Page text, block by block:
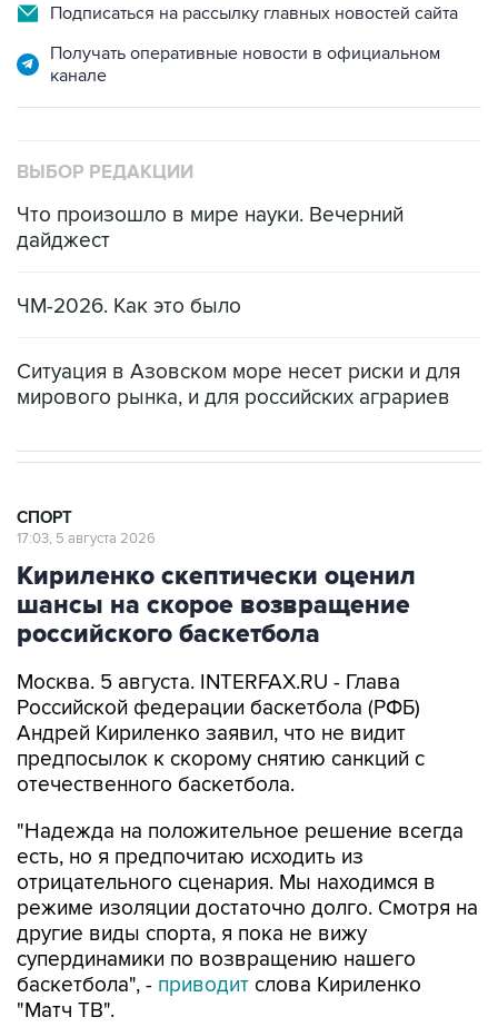
Подписаться на рассылку главных новостей сайта
Получать оперативные новости в официальном
канале
ВЫБОР РЕДАКЦИИ
Что произошло в мире науки. Вечерний
дайджест
ЧМ-2026. Как это было
Ситуация в Азовском море несет риски и для
мирового рынка, и для российских аграриев
СПОРТ
17:03, 5 августа 2026
Кириленко скептически оценил
шансы на скорое возвращение
российского баскетбола
Москва. 5 августа. INTERFAX.RU - Глава
Российской федерации баскетбола (РФБ)
Андрей Кириленко заявил, что не видит
предпосылок к скорому снятию санкций с
отечественного баскетбола.
"Надежда на положительное решение всегда
есть, но я предпочитаю исходить из
отрицательного сценария. Мы находимся в
режиме изоляции достаточно долго. Смотря на
другие виды спорта, я пока не вижу
супердинамики по возвращению нашего
баскетбола", - приводит слова Кириленко
"Матч ТВ".